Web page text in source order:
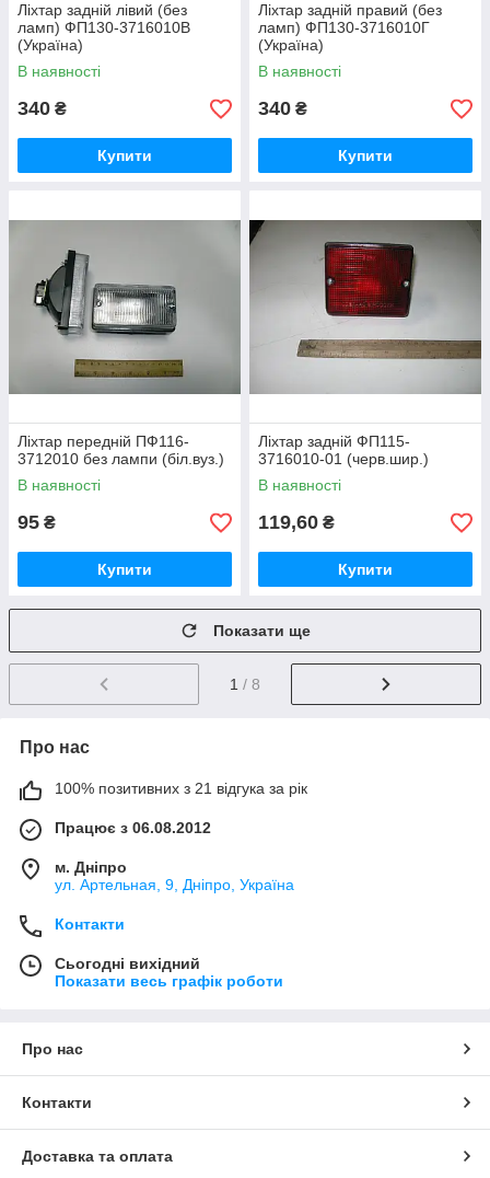
Ліхтар задній лівий (без
ламп) ФП130-3716010В
(Україна)
В наявності
340 ₴
Купити
Ліхтар задній правий (без
ламп) ФП130-3716010Г
(Україна)
В наявності
340 ₴
Купити
Ліхтар передній ПФ116-
3712010 без лампи (біл.вуз.)
В наявності
95 ₴
Купити
Ліхтар задній ФП115-
3716010-01 (черв.шир.)
В наявності
119,60 ₴
Купити
Показати ще
1 / 8
Про нас
100% позитивних з 21 відгука за рік
Працює з 06.08.2012
м. Дніпро
ул. Артельная, 9, Дніпро, Україна
Контакти
Сьогодні вихідний
Показати весь графік роботи
Про нас
Контакти
Доставка та оплата